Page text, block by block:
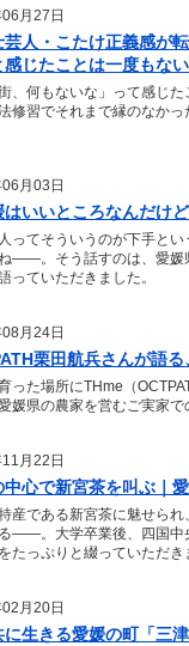
月27日
芸人・こたけ正義感が
じたことは一度もない
街、何もないな」って感じ
修習でそれまで縁のなか
月03日
はいいところなんだけ
ってそういうのが下手と
――。そう話すのは、愛媛
っていただきました。
月24日
栗田航兵さんが語
った場所にTHme（
媛県の農家を営むご実家
月22日
中心で新宮茶を叫ぶ｜
産である新宮茶に魅せら
――。大学卒業後、四国中
たっぷりと綴っていただき
月20日
生きる愛媛の町「三津